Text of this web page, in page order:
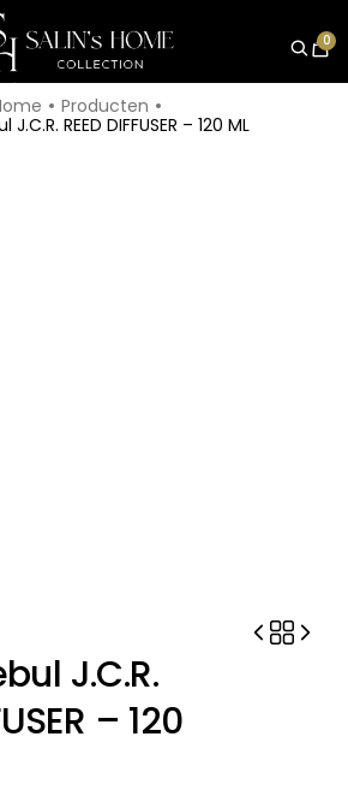
0
Producten
REED DIFFUSER – 120 ML
J.C.R.
– 120